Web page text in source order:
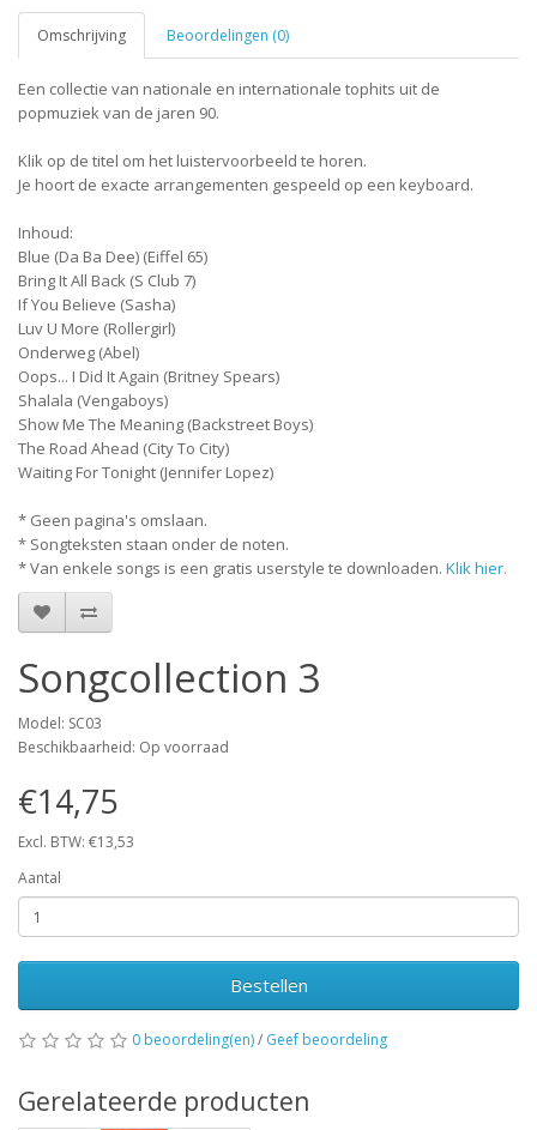
Omschrijving Beoordelingen (0)
Een collectie van nationale en internationale tophits uit de
popmuziek van de jaren 90.
Klik op de titel om het luistervoorbeeld te horen.
Je hoort de exacte arrangementen gespeeld op een keyboard.
Inhoud:
Blue (Da Ba Dee) (Eiffel 65)
Bring It All Back (S Club 7)
If You Believe (Sasha)
Luv U More (Rollergirl)
Onderweg (Abel)
Oops... I Did It Again (Britney Spears)
Shalala (Vengaboys)
Show Me The Meaning (Backstreet Boys)
The Road Ahead (City To City)
Waiting For Tonight (Jennifer Lopez)
* Geen pagina's omslaan.
* Songteksten staan onder de noten.
* Van enkele songs is een gratis userstyle te downloaden. Klik hier.
Songcollection 3
Model: SC03
Beschikbaarheid: Op voorraad
€14,75
Excl. BTW: €13,53
Aantal
Bestellen
0 beoordeling(en)/ Geef beoordeling
Gerelateerde producten